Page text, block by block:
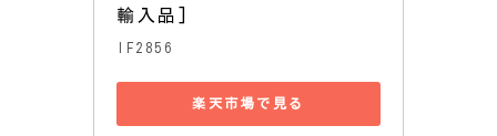
輸入品]
IF2856
楽天市場で見る